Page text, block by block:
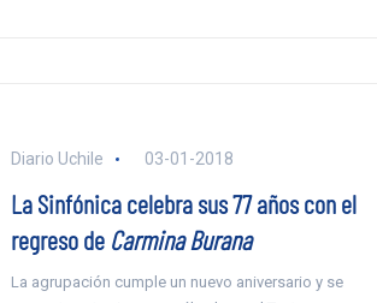
Diario Uchile 03-01-2018
La Sinfónica celebra sus 77 años con el
regreso de Carmina Burana
La agrupación cumple un nuevo aniversario y se